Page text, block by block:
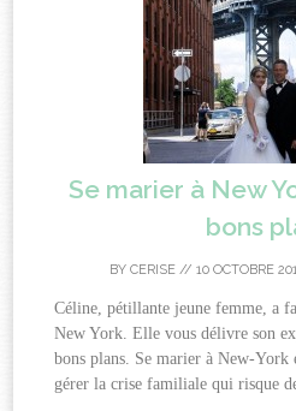
Se marier à New
bons
BY CERISE // 10 OCTOBRE
Céline, pétillante jeune femme, a
New York. Elle vous délivre son
bons plans. Se marier à New-York
gérer la crise familiale qui risque